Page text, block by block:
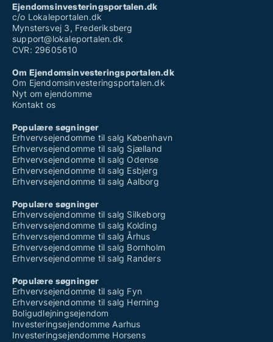
Ejendomsinvesteringsportalen.dk
c/o Lokaleportalen.dk
Mynstersvej 3, Frederiksberg
support@lokaleportalen.dk
CVR: 29605610
Om Ejendomsinvesteringsportalen.dk
Om Ejendomsinvesteringsportalen.dk
Nyt om ejendomme
Kontakt os
Populære søgninger
Erhvervsejendomme til salg København
Erhvervsejendomme til salg Sjælland
Erhvervsejendomme til salg Odense
Erhvervsejendomme til salg Esbjerg
Erhvervsejendomme til salg Aalborg
Populære søgninger
Erhvervsejendomme til salg Silkeborg
Erhvervsejendomme til salg Kolding
Erhvervsejendomme til salg Århus
Erhvervsejendomme til salg Bornholm
Erhvervsejendomme til salg Randers
Populære søgninger
Erhvervsejendomme til salg Fyn
Erhvervsejendomme til salg Herning
Boligudlejningsejendom
Investeringsejendomme Aarhus
Investeringsejendomme Horsens